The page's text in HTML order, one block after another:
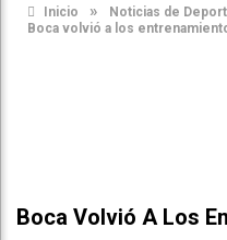
Inicio » Noticias de
Boca volvió a los
Boca Volvió A Los